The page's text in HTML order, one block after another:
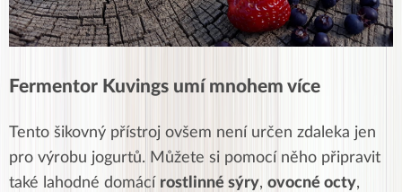
Fermentor Kuvings umí mnohem více
Tento šikovný přístroj ovšem není určen zdaleka jen
pro výrobu jogurtů. Můžete si pomocí něho připravit
také lahodné domácí rostlinné sýry, ovocné octy,